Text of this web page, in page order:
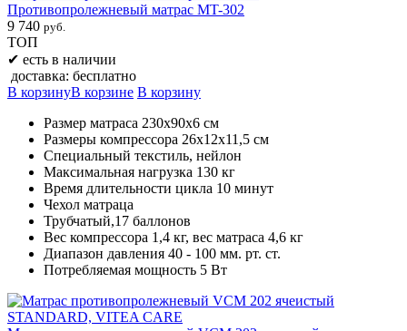
Противопролежневый матрас MT-302
9 740 руб.
ТОП
✔ есть в наличии
доставка: бесплатно
В корзинуВ корзине В корзину
Размер матраса 230х90х6 см
Размеры компрессора 26х12х11,5 см
Специальный текстиль, нейлон
Максимальная нагрузка 130 кг
Время длительности цикла 10 минут
Чехол матраца
Трубчатый,17 баллонов
Вес компрессора 1,4 кг, вес матраса 4,6 кг
Диапазон давления 40 - 100 мм. рт. ст.
Потребляемая мощность 5 Вт